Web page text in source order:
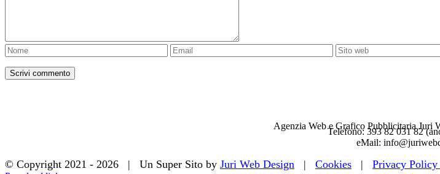
Agenzia Web e Grafico Pubblicitaria Juri
Telefono: 393 82 031 82
eMail:
© Copyright 2021 - 2026 | Un Super Sito by Juri Web Design | Cookies | Privacy